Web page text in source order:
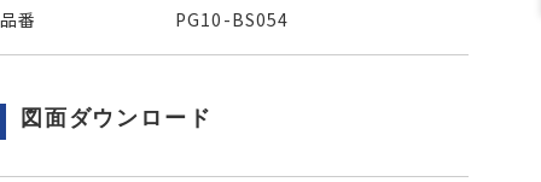
品番 PG10-BS054
図面ダウンロード